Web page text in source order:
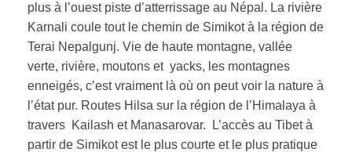
plus à l’ouest piste d’atterrissage au Népal. La rivière
Karnali coule tout le chemin de Simikot à la région de
Terai Nepalgunj. Vie de haute montagne, vallée
verte, rivière, moutons et yacks, les montagnes
enneigés, c’est vraiment là où on peut voir la nature à
l’état pur. Routes Hilsa sur la région de l’Himalaya à
travers Kailash et Manasarovar. L’accès au Tibet à
partir de Simikot est le plus courte et le plus pratique